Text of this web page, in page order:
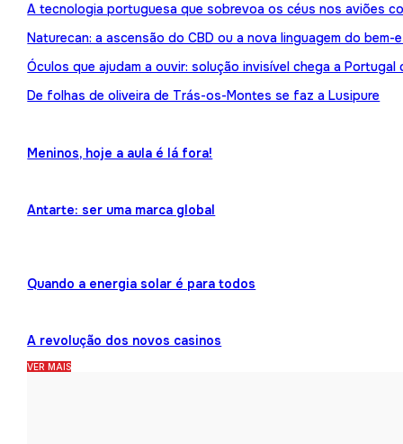
A tecnologia portuguesa que sobrevoa os céus nos aviões
Naturecan: a ascensão do CBD ou a nova linguagem do bem-
Óculos que ajudam a ouvir: solução invisível chega a Portugal
De folhas de oliveira de Trás-os-Montes se faz a Lusipure
Meninos, hoje a aula é lá fora!
Antarte: ser uma marca global
Quando a energia solar é para todos
A revolução dos novos casinos
VER MAIS